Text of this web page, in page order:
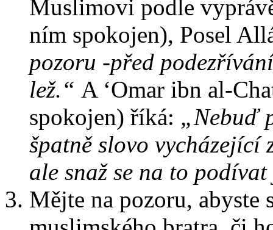
Muslimovi podle
ním spokojen), Posel
pozoru -před
lež.“ A ‘Omar ibn al-
spokojen) říká: „Nebuď
špatně slovo vycházející
ale snaž se na to
Mějte na pozoru,